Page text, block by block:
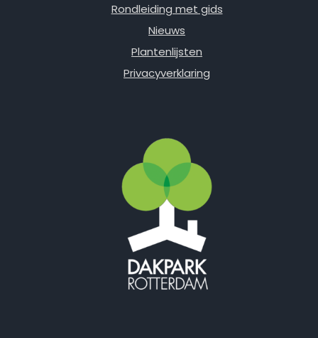
Rondleiding met gids
Nieuws
Plantenlijsten
Privacyverklaring